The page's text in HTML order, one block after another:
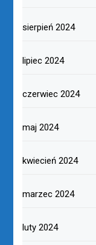
sierpień 2024
lipiec 2024
czerwiec 2024
maj 2024
kwiecień 2024
marzec 2024
luty 2024